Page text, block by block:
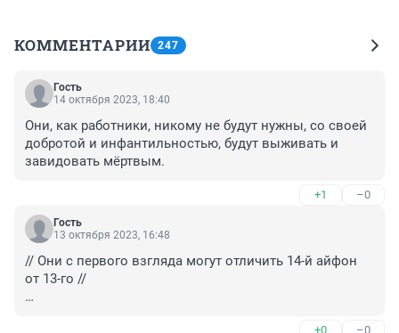
КОММЕНТАРИИ 247
Гость
14 октября 2023, 18:40
Они, как работники, никому не будут нужны, со своей
добротой и инфантильностью, будут выживать и
завидовать мёртвым.
+1 –0
Гость
13 октября 2023, 16:48
// Они с первого взгляда могут отличить 14-й айфон
от 13-го //
+0 –0